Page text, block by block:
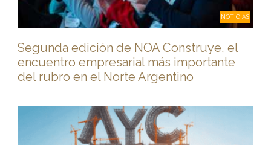
NOTICIAS
Segunda edición de NOA Construye, el
encuentro empresarial más importante
del rubro en el Norte Argentino